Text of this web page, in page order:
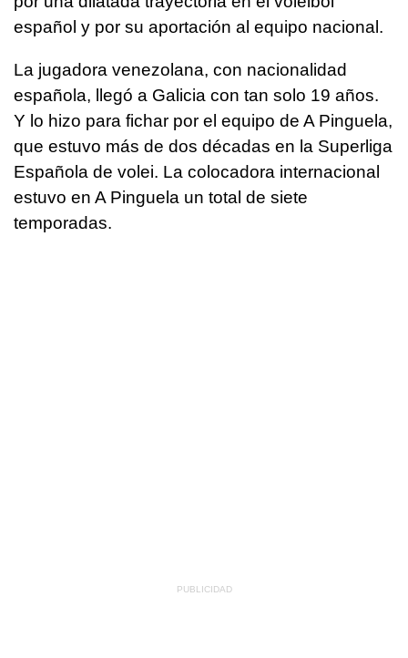
español y por su aportación al equipo nacional.
La jugadora venezolana, con nacionalidad
española, llegó a Galicia con tan solo 19 años.
Y lo hizo para fichar por el equipo de A Pinguela,
que estuvo más de dos décadas en la Superliga
Española de volei. La colocadora internacional
estuvo en A Pinguela un total de siete
temporadas.